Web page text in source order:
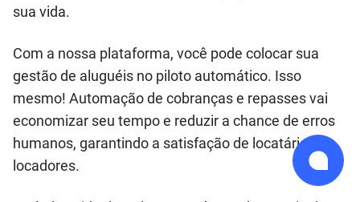
sua vida.
Com a nossa plataforma, você pode colocar sua
gestão de aluguéis no piloto automático. Isso
mesmo! Automação de cobranças e repasses vai
economizar seu tempo e reduzir a chance de erros
humanos, garantindo a satisfação de locatários e
locadores.